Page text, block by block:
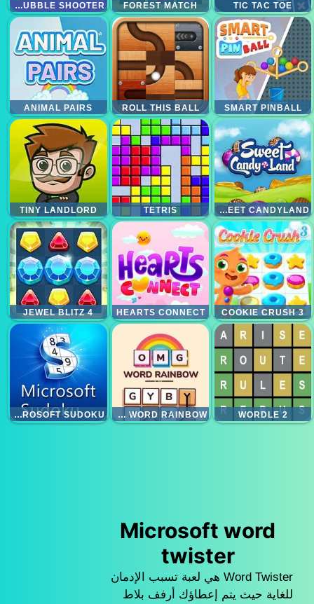
TIC TAC TOE
FOREST MATCH
SUPER BUBBLE SHOOTER
SMART PINBALL
ROLL THIS BALL
ANIMAL PAIRS
SWEET CANDYLAND
TETRIS
TINY LANDLORD
COOKIE CRUSH 3
HEARTS CONNECT
JEWEL BLITZ 4
WORDLE 2
OMG WORD RAINBOW
MICROSOFT SUDOKU
Microsoft word
twister
Word Twister هي لعبة تسبب الإدمان
للغاية حيث يتم إعطاؤك أرفف بلاط